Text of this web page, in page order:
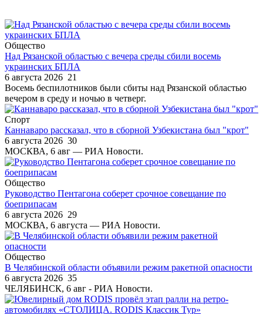
Общество
Над Рязанской областью с вечера среды сбили восемь
украинских БПЛА
6 августа 2026 21
Восемь беспилотников были сбиты над Рязанской областью
вечером в среду и ночью в четверг.
Спорт
Каннаваро рассказал, что в сборной Узбекистана был "крот"
6 августа 2026 30
МОСКВА, 6 авг — РИА Новости.
Общество
Руководство Пентагона соберет срочное совещание по
боеприпасам
6 августа 2026 29
МОСКВА, 6 августа — РИА Новости.
Общество
В Челябинской области объявили режим ракетной опасности
6 августа 2026 35
ЧЕЛЯБИНСК, 6 авг - РИА Новости.